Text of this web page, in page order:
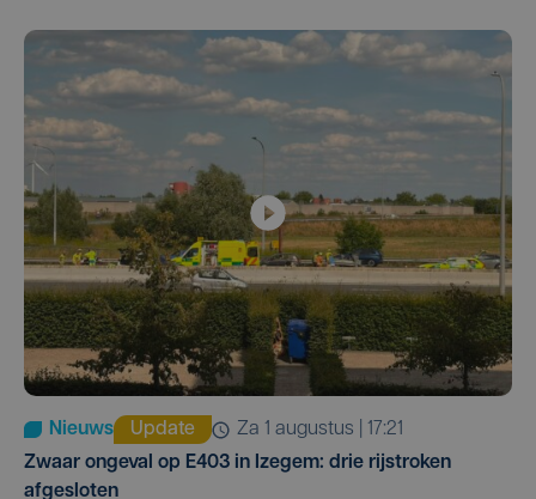
Nieuws Update
za 1 augustus | 17:21
Zwaar ongeval op E403 in Izegem: drie rijstroken
afgesloten